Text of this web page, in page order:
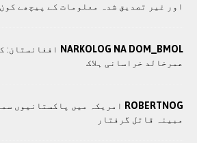
اور غیر تصدیق شدہ معلومات کے پیچھے
NARKOLOG NA DOM_BMOL
عمرخالد خراسانی ہلاک
ROBERTNOG امریکہ میں پاکستانیوں
مبینہ قاتل گرفتار